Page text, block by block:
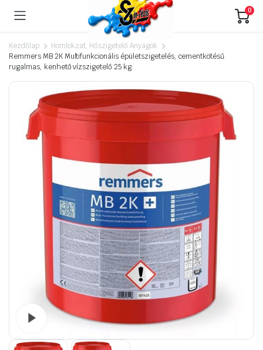
0
Kezdőlap
Homlokzat, Hőszigetelő Anyagok
Remmers MB 2K Multifunkcionális épületszigetelés, cementkötésű
rugalmas, kenhető vízszigetelő 25 kg.
Watch video